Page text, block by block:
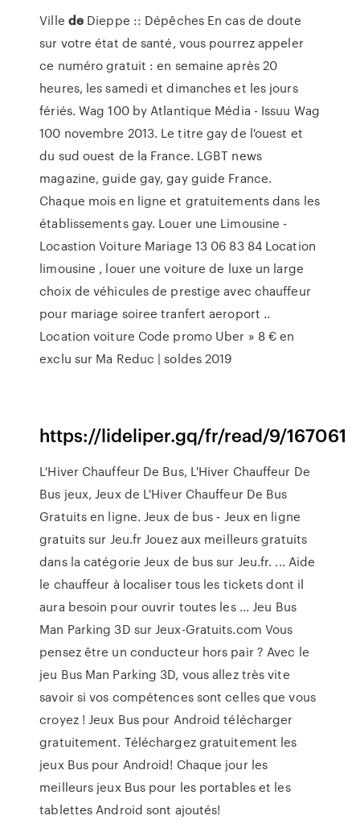
Ville de Dieppe :: DépêchesEn cas de doute
sur votre état de santé, vous pourrez appeler
ce numéro gratuit : en semaine après 20
heures, les samedi et dimanches et les jours
fériés.Wag 100 by Atlantique Média - Issuu Wag
100 novembre 2013. Le titre gay de l'ouest et
du sud ouest de la France. LGBT news
magazine, guide gay, gay guide France.
Chaque mois en ligne et gratuitements dans les
établissements gay. Louer une Limousine -
Locastion Voiture Mariage 13 06 83 84Location
limousine , louer une voiture de luxe un large
choix de véhicules de prestige avec chauffeur
pour mariage soiree tranfert aeroport ..
Location voiture Code promo Uber » 8 € en
exclu sur Ma Reduc | soldes 2019
https://lideliper.gq/fr/read/9/167061
L'Hiver Chauffeur De Bus, L'Hiver Chauffeur De
Bus jeux, Jeux de L'Hiver Chauffeur De Bus
Gratuits en ligne. Jeux de bus - Jeux en ligne
gratuits sur Jeu.fr Jouez aux meilleurs gratuits
dans la catégorie Jeux de bus sur Jeu.fr. ... Aide
le chauffeur à localiser tous les tickets dont il
aura besoin pour ouvrir toutes les ... Jeu Bus
Man Parking 3D sur Jeux-Gratuits.com Vous
pensez être un conducteur hors pair ? Avec le
jeu Bus Man Parking 3D, vous allez très vite
savoir si vos compétences sont celles que vous
croyez ! Jeux Bus pour Android télécharger
gratuitement. Téléchargez gratuitement les
jeux Bus pour Android! Chaque jour les
meilleurs jeux Bus pour les portables et les
tablettes Android sont ajoutés!